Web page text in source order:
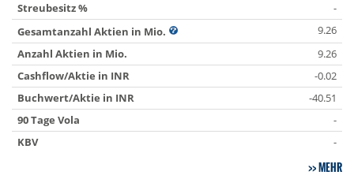
Streubesitz %
-
Gesamtanzahl Aktien in Mio.
9.26
Anzahl Aktien in Mio.
9.26
Cashflow/Aktie in INR
-0.02
Buchwert/Aktie in INR
-40.51
90 Tage Vola
-
KBV
-
MEHR